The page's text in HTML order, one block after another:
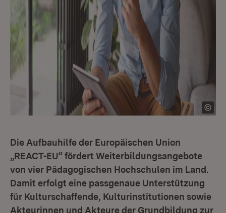
Die Aufbauhilfe der Europäischen Union
„REACT-EU“ fördert Weiterbildungsangebote
von vier Pädagogischen Hochschulen im Land.
Damit erfolgt eine passgenaue Unterstützung
für Kulturschaffende, Kulturinstitutionen sowie
Akteurinnen und Akteure der Grundbildung zur